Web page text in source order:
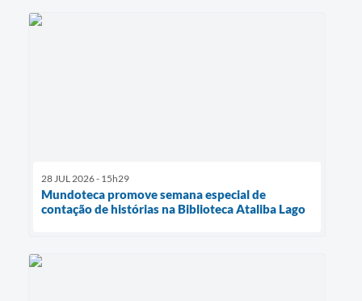
28 JUL 2026 - 15h29
Mundoteca promove semana especial de
contação de histórias na Biblioteca Ataliba Lago